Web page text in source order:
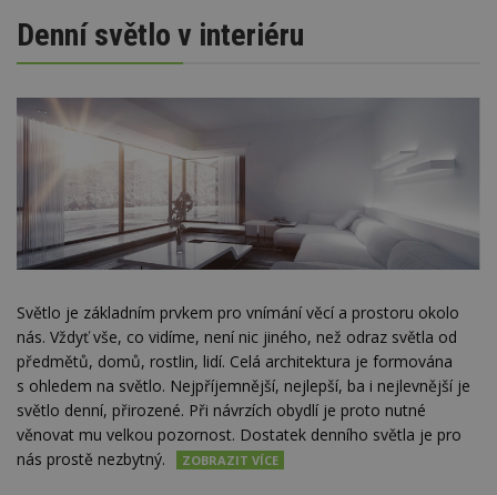
Denní světlo v interiéru
Světlo je základním prvkem pro vnímání věcí a prostoru okolo
nás. Vždyť vše, co vidíme, není nic jiného, než odraz světla od
předmětů, domů, rostlin, lidí. Celá architektura je formována
s ohledem na světlo. Nejpříjemnější, nejlepší, ba i nejlevnější je
světlo denní, přirozené. Při návrzích obydlí je proto nutné
věnovat mu velkou pozornost. Dostatek denního světla je pro
nás prostě nezbytný.